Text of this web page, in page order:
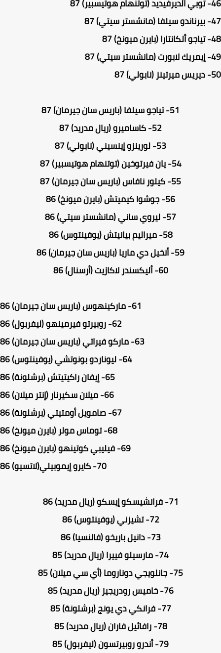
بيرناندو سيلفا (مانشستر سيتي) 87
تياجو ألكانتارا (بايرن ميونخ) 87
إيمريك لابورت (مانشستر سيتي) 87
ديريس ميرتينز (نابولي) 87
تياجو سيلفا (باريس سان جيرمان) 87
52- كاساميرو (ريال مدريد) 87
53- لورينزو إينسيني (نابولي) 87
54- يان فيرتوخين (توتنهام هوتيسبير) 87
55- كيلور نافاس (باريس سان جيرمان) 87
56- جوشوا كيميتش (بايرن ميونخ) 86
57- ليروي ساني (مانشستر سيتي) 86
58- ميراليم بيانيتش (يوفينتوس) 86
59- أنخيل دي ماريا (باريس سان جيرمان) 86
60- أليكسندر لاكازيت (أرسنال) 86
ماركينهوس (باريس سان جيرمان) 86
62- روبيرتو فيرمينهو (ليفربول) 86
63- ماركو فيراتي (باريس سان جيرمان) 86
64- ليوناردو بونوتشي (يوفينتوس) 86
65- إيفان راكيتيتش (برشلونة) 86
66- ميلان سكيرنار (إنتر ميلان) 86
67- صامويل أومتيتي (برشلونة) 86
68- توماس مولر (بايرن ميونخ) 86
69- فيليبي كوتينهو (بايرن ميونخ) 86
70- كايرو إيموبيلي(لاتسيو) 86
71- فرانشيسكو إيسكو (ريال مدريد) 86
72- تشيزني (يوفينتوس) 86
73- دانيل باريخو (فالنسيا) 86
74- مارسيلو فييرا (ريال مدريد) 85
75- جانلويجي دوناروما (أي سي ميلان) 85
76- خاميس رودريجيز (ريال مدريد) 85
77- فرانكي دي يونج (برشلونة) 85
78- رافائيل فاران (ريال مدريد) 85
79- أندرو روبيرتسون (ليفربول) 85